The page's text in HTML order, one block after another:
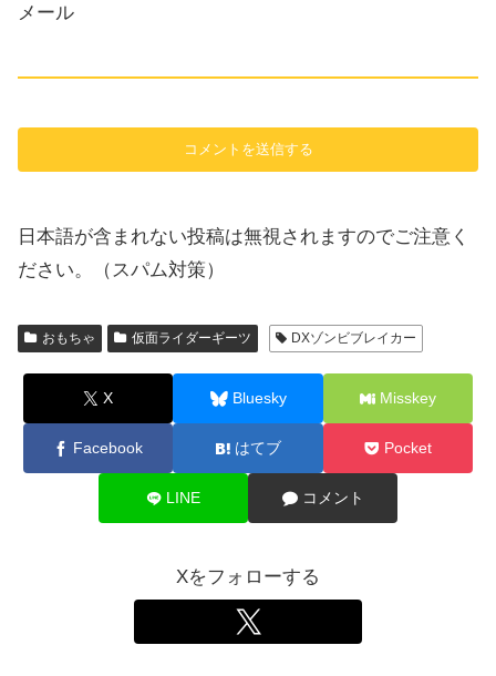
メール
日本語が含まれない投稿は無視されますのでご注意く
ださい。（スパム対策）
おもちゃ 仮面ライダーギーツ DXゾンビブレイカー
X Bluesky Misskey
Facebook はてブ Pocket
LINE コメント
Xをフォローする